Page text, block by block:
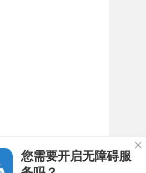
您需要开启无障碍服
